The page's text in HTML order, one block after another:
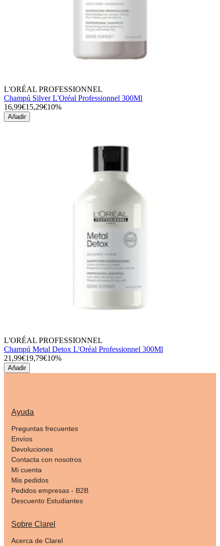
L'ORÉAL PROFESSIONNEL
Champú Silver L'Oréal Professionnel 300Ml
16,99€15,29€10%
Añadir
L'ORÉAL PROFESSIONNEL
Champú Metal Detox L'Oréal Professionnel 300Ml
21,99€19,79€10%
Añadir
Ayuda
Preguntas frecuentes
Envíos
Devoluciones
Contacta con nosotros
Mi cuenta
Mis pedidos
Pedidos empresas - B2B
Descuento Estudiantes
Sobre Clarel
Acerca de Clarel